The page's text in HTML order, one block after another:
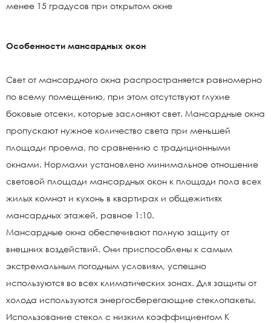
менее 15 градусов при открытом окне
Особенности мансардных окон
Свет от мансардного окна распространяется равномерно
по всему помещению, при этом отсутствуют глухие
боковые отсеки, которые заслоняют свет. Мансардные окна
пропускают нужное количество света при меньшей
площади проема, по сравнению с традиционными
окнами. Нормами установлено минимальное отношение
световой площади мансардных окон к площади пола всех
жилых комнат и кухонь в квартирах и общежитиях
мансардных этажей, равное 1:10.
Мансардные окна обеспечивают полную защиту от
внешних воздействий. Они приспособлены к самым
экстремальным погодным условиям, успешно
используются во всех климатических зонах. Для защиты от
холода используются энергосберегающие стеклопакеты.
Использование стекол с низким коэффициентом К